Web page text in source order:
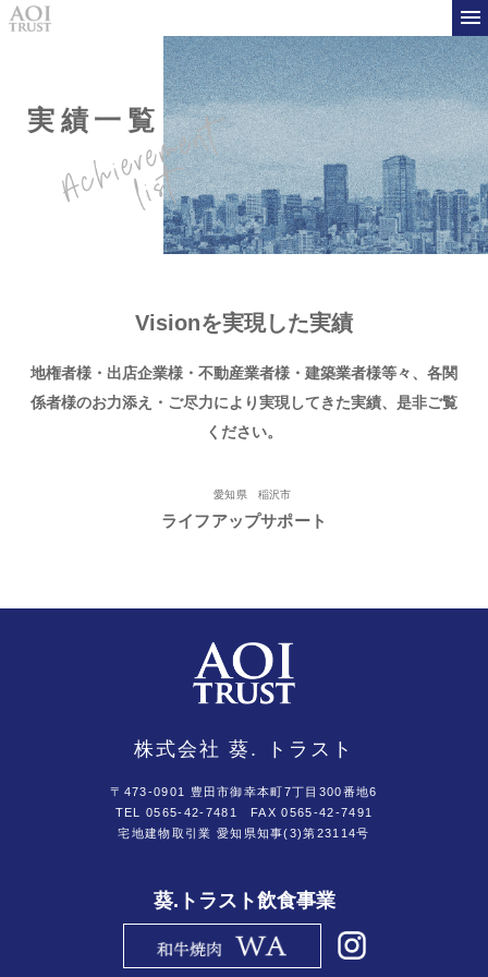
実績一覧
Visionを実現した実績
地権者様・出店企業様・不動産業者様・建築業者様等々、 各関
係者様のお力添え・ご尽力により実現してきた実績、是非ご覧
ください。
愛知県 稲沢市
ライフアップサポート
株式会社 葵. トラスト
〒473-0901 豊田市御幸本町7丁目300番地6
TEL 0565-42-7481
FAX 0565-42-7491
宅地建物取引業 愛知県知事(3)第23114号
葵.トラスト飲食事業